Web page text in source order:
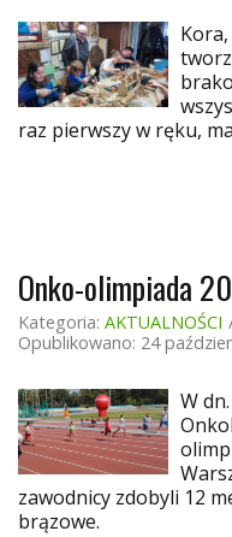
raz pierwszy w ręku,
Onko-olimpiada
Kategoria: AKTUALNOŚCI
Opublikowano: 24
W
zawodnicy zdobyli 12
brązowe.